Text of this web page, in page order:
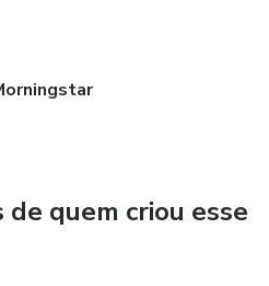
quem criou esse